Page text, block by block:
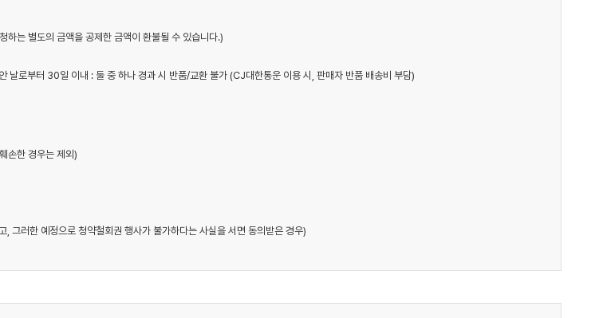
는 별도의 금액을 공제한 금액이 환불될 수 있습니다.)
로부터 30일 이내 : 둘 중 하나 경과 시 반품/교환 불가 (CJ대한통운 이용 시, 판매자 반품 배송비 부담)
손한 경우는 제외)
그러한 예정으로 청약철회권 행사가 불가하다는 사실을 서면 동의받은 경우)